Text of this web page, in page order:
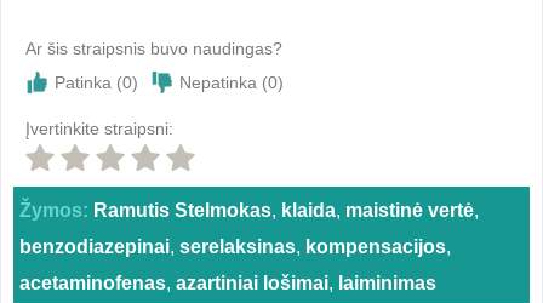
Ar šis straipsnis buvo naudingas?
Patinka (0) Nepatinka (0)
Įvertinkite straipsni:
Žymos: Ramutis Stelmokas, klaida, maistinė vertė,
benzodiazepinai, serelaksinas, kompensacijos,
acetaminofenas, azartiniai lošimai, laiminimas